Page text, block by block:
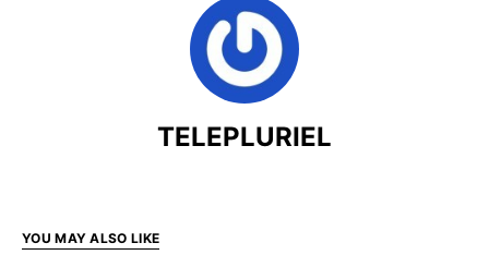
TELEPLURIEL
YOU MAY ALSO LIKE